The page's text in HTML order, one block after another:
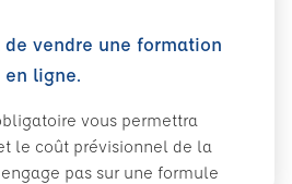
vendre une formation
en ligne.
vous permettra
le coût prévisionnel de la
pas sur une formule